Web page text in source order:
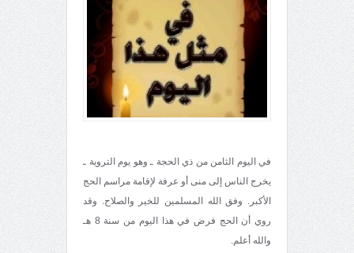
في اليوم الثامن من ذي الحجة ـ وهو يوم التروية ـ
يخرج الناس إلى منى أو عرفة لإقامة مراسم الحج
الأكبر. وفق الله المسلمين للخير والصلاح. وقد
روي أن الحج فرض في هذا اليوم من سنة 8 هـ
والله أعلم.